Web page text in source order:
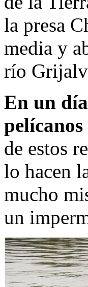
la presa
media y
río
En un
de estos
lo hacen
mucho
un